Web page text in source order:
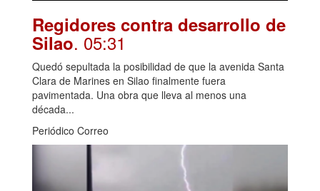
Regidores contra desarrollo de
Silao. 05:31
Quedó sepultada la posibilidad de que la avenida Santa
Clara de Marines en Silao finalmente fuera
pavimentada. Una obra que lleva al menos una
década...
Periódico Correo